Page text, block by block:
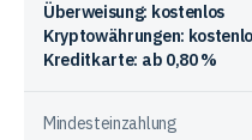
Überweisung: kostenlos
Kryptowährungen:
Kreditkarte: ab 0,80 %
Mindesteinzahlung